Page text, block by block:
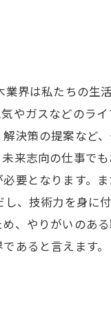
界は私たちの
やガスなどのラ
決策の提案など
来志向の仕事で
要となります。
、技術力を身
、やりがいのあ
あると言えます。